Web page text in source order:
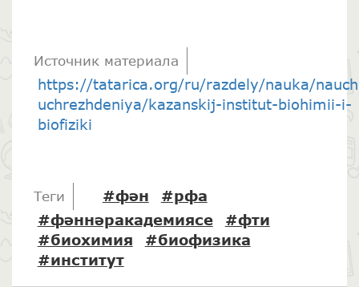
Источник материала
https://tatarica.org/ru/razdely/nauka/
uchrezhdeniya/kazanskij-institut-biohimii-i-
biofiziki
Теги #фән
#рфа
#фәннәракадемиясе
#фти
#биохимия
#биофизика
#институт